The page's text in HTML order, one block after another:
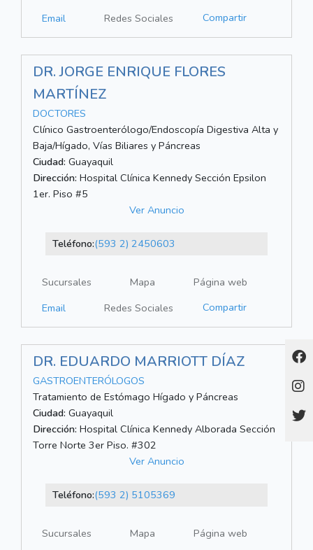
Email
Redes Sociales Compartir
DR. JORGE ENRIQUE FLORES
MARTÍNEZ
DOCTORES
Clínico Gastroenterólogo/Endoscopía Digestiva Alta y
Baja/Hígado, Vías Biliares y Páncreas
Ciudad: Guayaquil
Dirección: Hospital Clínica Kennedy Sección Epsilon
1er. Piso #5
Ver Anuncio
Teléfono:(593 2) 2450603
Sucursales Mapa
Página web
Email
Redes Sociales Compartir
DR. EDUARDO MARRIOTT DÍAZ
GASTROENTERÓLOGOS
Tratamiento de Estómago Hígado y Páncreas
Ciudad: Guayaquil
Dirección: Hospital Clínica Kennedy Alborada Sección
Torre Norte 3er Piso. #302
Ver Anuncio
Teléfono:(593 2) 5105369
Sucursales Mapa
Página web